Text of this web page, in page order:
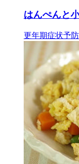
はんぺんと
更年期症状予